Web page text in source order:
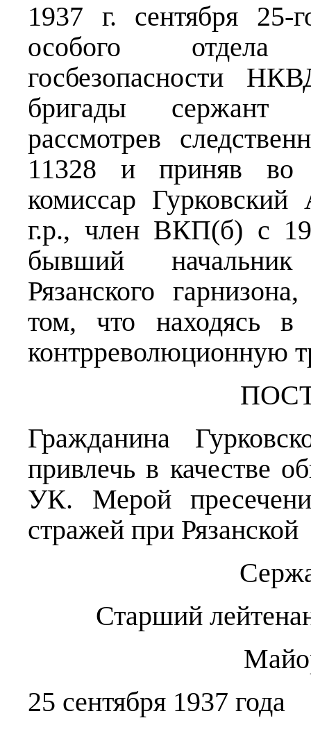
1937 г. сентября 25-
особого отдела
госбезопасности
бригады сержант
рассмотрев
11328 и приняв во
комиссар
г.р., член ВКП(б) с
бывший начальник
Рязанского
том, что находясь
контрреволюционную
Гражданина
привлечь в качестве
УК. Мерой
стражей при
Старший
25 сентября 1937 года